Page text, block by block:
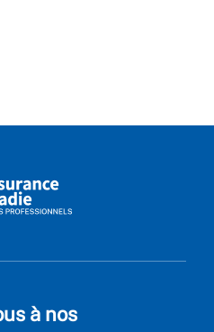
à nos